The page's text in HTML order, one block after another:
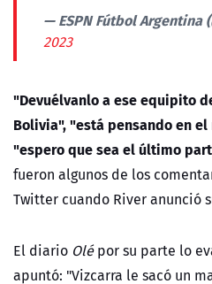
— ESPN Fútbol Argentina
2023
"Devuélvanlo a ese equipito
Bolivia", "está pensando en
"espero que sea el último
fueron algunos de los
Twitter cuando River anunció
El diario Olépor su parte lo
apuntó: "Vizcarra le sacó un